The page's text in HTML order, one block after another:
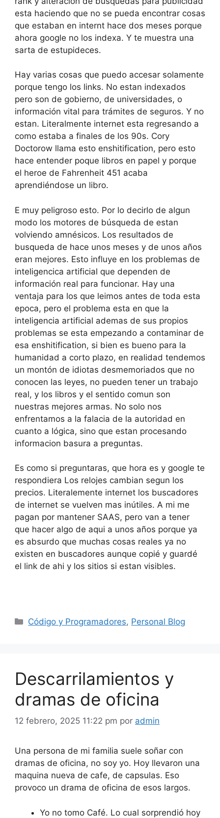
esta haciendo que no se pueda encontrar cosas
que estaban en internt hace dos meses porque
ahora google no los indexa. Y te muestra una
sarta de estupideces.
Hay varias cosas que puedo accesar solamente
porque tengo los links. No estan indexados
pero son de gobierno, de universidades, o
información vital para trámites de seguros. Y no
estan. Literalmente internet esta regresando a
como estaba a finales de los 90s. Cory
Doctorow llama esto enshitification, pero esto
hace entender poque libros en papel y porque
el heroe de Fahrenheit 451 acaba
aprendiéndose un libro.
E muy peligroso esto. Por lo decirlo de algun
modo los motores de búsqueda de estan
volviendo amnésicos. Los resultados de
busqueda de hace unos meses y de unos años
eran mejores. Esto influye en los problemas de
inteligencica artificial que dependen de
información real para funcionar. Hay una
ventaja para los que leimos antes de toda esta
epoca, pero el problema esta en que la
inteligencia artificial ademas de sus propios
problemas se esta empezando a contaminar de
esa enshitification, si bien es bueno para la
humanidad a corto plazo, en realidad tendemos
un montón de idiotas desmemoriados que no
conocen las leyes, no pueden tener un trabajo
real, y los libros y el sentido comun son
nuestras mejores armas. No solo nos
enfrentamos a la falacia de la autoridad en
cuanto a lógica, sino que estan procesando
informacion basura a preguntas.
Es como si preguntaras, que hora es y google te
respondiera Los relojes cambian segun los
precios. Literalemente internet los buscadores
de internet se vuelven mas inútiles. A mi me
pagan por mantener SAAS, pero van a tener
que hacer algo de aqui a unos años porque ya
es absurdo que muchas cosas reales ya no
existen en buscadores aunque copié y guardé
el link de ahi y los sitios si estan visibles.
Categorías
Código y Programadores, Personal Blog
Descarrilamientos y
dramas de oficina
12 febrero, 2025 11:22 pm por admin
Una persona de mi familia suele soñar con
dramas de oficina, no soy yo. Hoy llevaron una
maquina nueva de cafe, de capsulas. Eso
provoco un drama de oficina de esos largos.
Yo no tomo Café. Lo cual sorprendió hoy